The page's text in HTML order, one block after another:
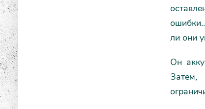
ли они
Он
Затем,